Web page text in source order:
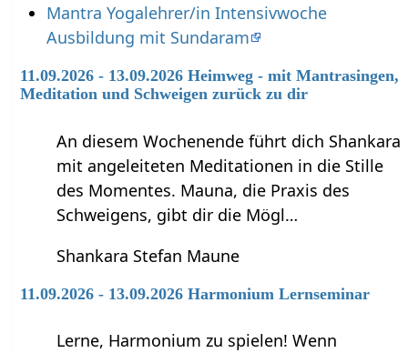
Mantra Yogalehrer/in Intensivwoche
Ausbildung mit Sundaram
11.09.2026 - 13.09.2026 Heimweg - mit Mantrasingen,
Meditation und Schweigen zurück zu dir
An diesem Wochenende führt dich Shankara
mit angeleiteten Meditationen in die Stille
des Momentes. Mauna, die Praxis des
Schweigens, gibt dir die Mögl…
Shankara Stefan Maune
11.09.2026 - 13.09.2026 Harmonium Lernseminar
Lerne, Harmonium zu spielen! Wenn